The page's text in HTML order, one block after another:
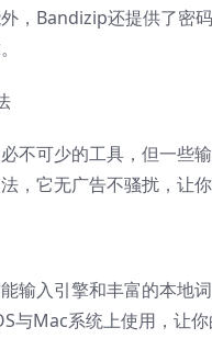
，Bandizip还提供了密
不可少的工具，但一些
，它无广告不骚扰，让你
输入引擎和丰富的本地
Mac系统上使用，让你